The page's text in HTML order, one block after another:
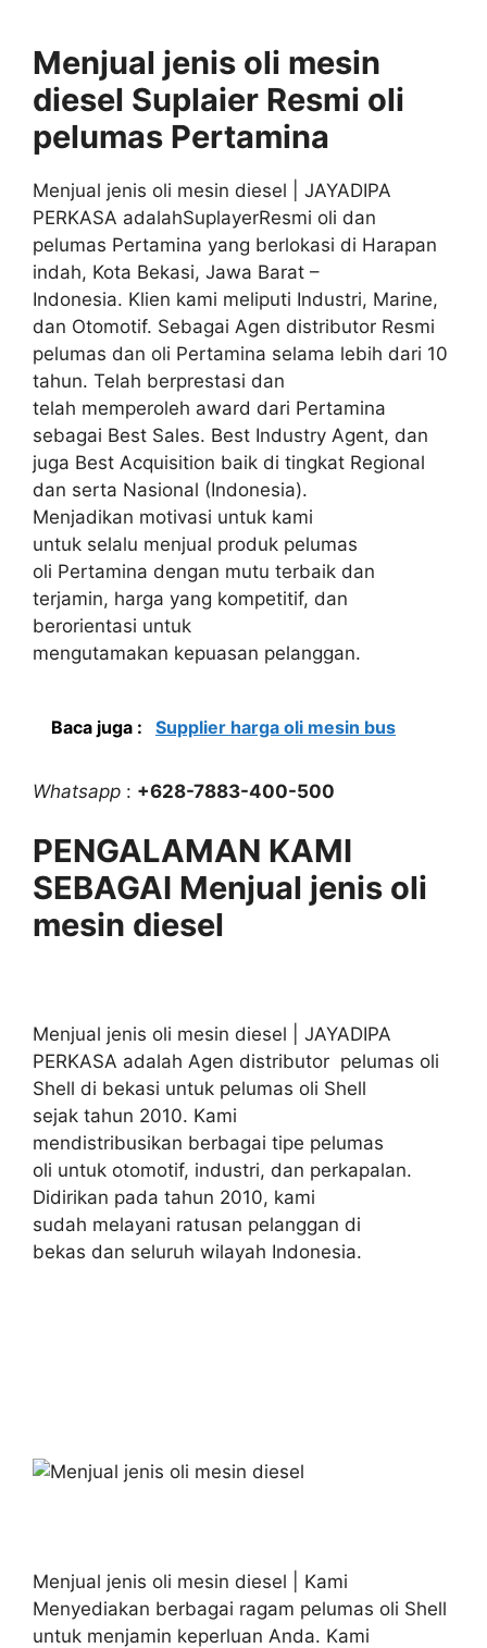
Menjual jenis oli mesin
diesel Suplaier Resmi oli
pelumas Pertamina
Menjual jenis oli mesin diesel | JAYADIPA
PERKASA adalahSuplayerResmi oli dan
pelumas Pertamina yang berlokasi di Harapan
indah, Kota Bekasi, Jawa Barat –
Indonesia. Klien kami meliputi Industri, Marine,
dan Otomotif. Sebagai Agen distributor Resmi
pelumas dan oli Pertamina selama lebih dari 10
tahun. Telah berprestasi dan
telah memperoleh award dari Pertamina
sebagai Best Sales. Best Industry Agent, dan
juga Best Acquisition baik di tingkat Regional
dan serta Nasional (Indonesia).
Menjadikan motivasi untuk kami
untuk selalu menjual produk pelumas
oli Pertamina dengan mutu terbaik dan
terjamin, harga yang kompetitif, dan
berorientasi untuk
mengutamakan kepuasan pelanggan.
Baca juga : Supplier harga oli mesin bus
Whatsapp : +628-7883-400-500
PENGALAMAN KAMI
SEBAGAI Menjual jenis oli
mesin diesel
Menjual jenis oli mesin diesel | JAYADIPA
PERKASA adalah Agen distributor pelumas oli
Shell di bekasi untuk pelumas oli Shell
sejak tahun 2010. Kami
mendistribusikan berbagai tipe pelumas
oli untuk otomotif, industri, dan perkapalan.
Didirikan pada tahun 2010, kami
sudah melayani ratusan pelanggan di
bekas dan seluruh wilayah Indonesia.
Menjual jenis oli mesin diesel | Kami
Menyediakan berbagai ragam pelumas oli Shell
untuk menjamin keperluan Anda. Kami